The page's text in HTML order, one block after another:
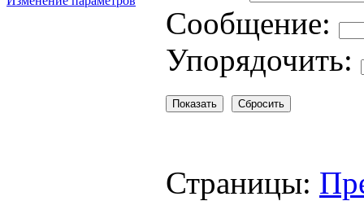
Cooбщение:
Упорядочить:
Страницы: